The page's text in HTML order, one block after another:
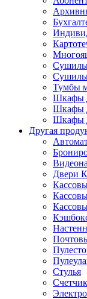
Тумбы
Шкафы
Шкафы
Шкафы
Другая
Двери
Стулья